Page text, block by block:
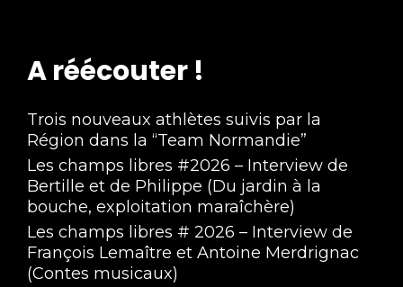
A réécouter !
Trois nouveaux athlètes suivis par la
Région dans la “Team Normandie”
Les champs libres #2026 – Interview de
Bertille et de Philippe (Du jardin à la
bouche, exploitation maraîchère)
Les champs libres # 2026 – Interview de
François Lemaître et Antoine Merdrignac
(Contes musicaux)